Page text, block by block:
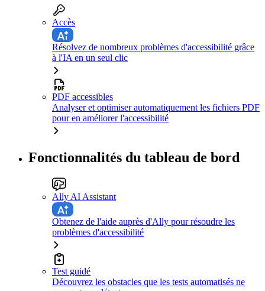
Accès
Résolvez de nombreux problèmes d'accessibilité grâce
à l'IA en un seul clic
PDF accessibles
Analyser et optimiser automatiquement les fichiers PDF
pour en améliorer l'accessibilité
Fonctionnalités du tableau de bord
Ally AI Assistant
Obtenez de l'aide auprès d'Ally pour résoudre les
problèmes d'accessibilité
Test guidé
Découvrez les obstacles que les tests automatisés ne